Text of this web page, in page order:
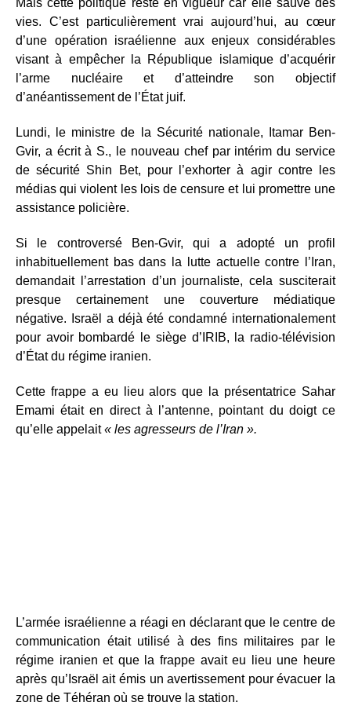
Mais cette politique reste en vigueur car elle sauve des
vies. C’est particulièrement vrai aujourd’hui, au cœur
d’une opération israélienne aux enjeux considérables
visant à empêcher la République islamique d’acquérir
l’arme nucléaire et d’atteindre son objectif
d’anéantissement de l’État juif.
Lundi, le ministre de la Sécurité nationale, Itamar Ben-
Gvir, a écrit à S., le nouveau chef par intérim du service
de sécurité Shin Bet, pour l’exhorter à agir contre les
médias qui violent les lois de censure et lui promettre une
assistance policière.
Si le controversé Ben-Gvir, qui a adopté un profil
inhabituellement bas dans la lutte actuelle contre l’Iran,
demandait l’arrestation d’un journaliste, cela susciterait
presque certainement une couverture médiatique
négative. Israël a déjà été condamné internationalement
pour avoir bombardé le siège d’IRIB, la radio-télévision
d’État du régime iranien.
Cette frappe a eu lieu alors que la présentatrice Sahar
Emami était en direct à l’antenne, pointant du doigt ce
qu’elle appelait« les agresseurs de l’Iran ».
L’armée israélienne a réagi en déclarant que le centre de
communication était utilisé à des fins militaires par le
régime iranien et que la frappe avait eu lieu une heure
après qu’Israël ait émis un avertissement pour évacuer la
zone de Téhéran où se trouve la station.